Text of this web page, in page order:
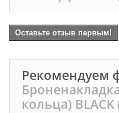
Оставьте отзыв первым!
Рекомендуем
кольца)